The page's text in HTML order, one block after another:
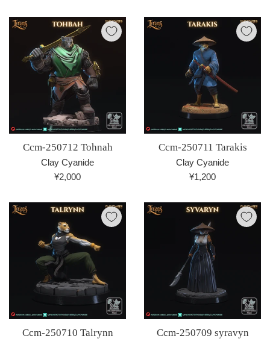
価
格
価
Ccm-250712 Tohnah
Clay Cyanide
通
価
格
¥2,000
Ccm-250711 Tarakis
Clay Cyanide
通
価
¥1,200
Ccm-250710 Talrynn Ccm-250709 syravyn